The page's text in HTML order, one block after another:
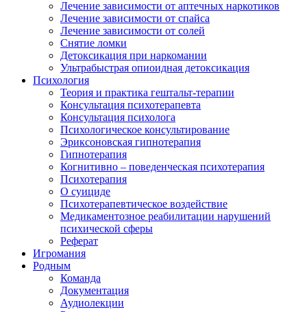
Лечение зависимости от аптечных наркотиков
Лечение зависимости от спайса
Лечение зависимости от солей
Снятие ломки
Детоксикация при наркомании
Ультрабыстрая опиоидная детоксикация
Психология
Теория и практика гештальт-терапии
Консультация психотерапевта
Консультация психолога
Психологическое консультирование
Эриксоновская гипнотерапия
Гипнотерапия
Когнитивно – поведенческая психотерапия
Психотерапия
О суициде
Психотерапевтическое воздействие
Медикаментозное реабилитации нарушений
психической сферы
Реферат
Игромания
Родным
Команда
Документация
Аудиолекции